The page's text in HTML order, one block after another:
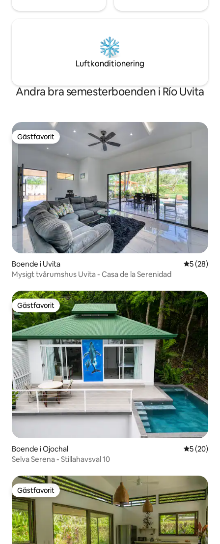
Luftkonditionering
Andra bra semesterboenden i Río Uvita
Gästfavorit
Gästfavorit
Boende i Uvita 5 av 5 i
5 (28)
Mysigt tvårumshus Uvita - Casa de la Serenidad
Gästfavorit
Gästfavorit
Boende i Ojochal 5 av 5 i
5 (20)
Selva Serena - Stillahavsval 10
Gästfavorit
Gästfavorit